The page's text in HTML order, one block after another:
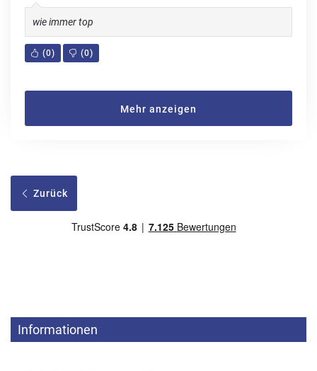
wie immer top
(0) (0)
Mehr anzeigen
Zurück
Informationen